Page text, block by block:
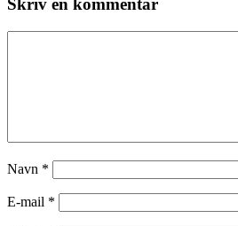
Skriv en kommentar
Navn *
E-mail *